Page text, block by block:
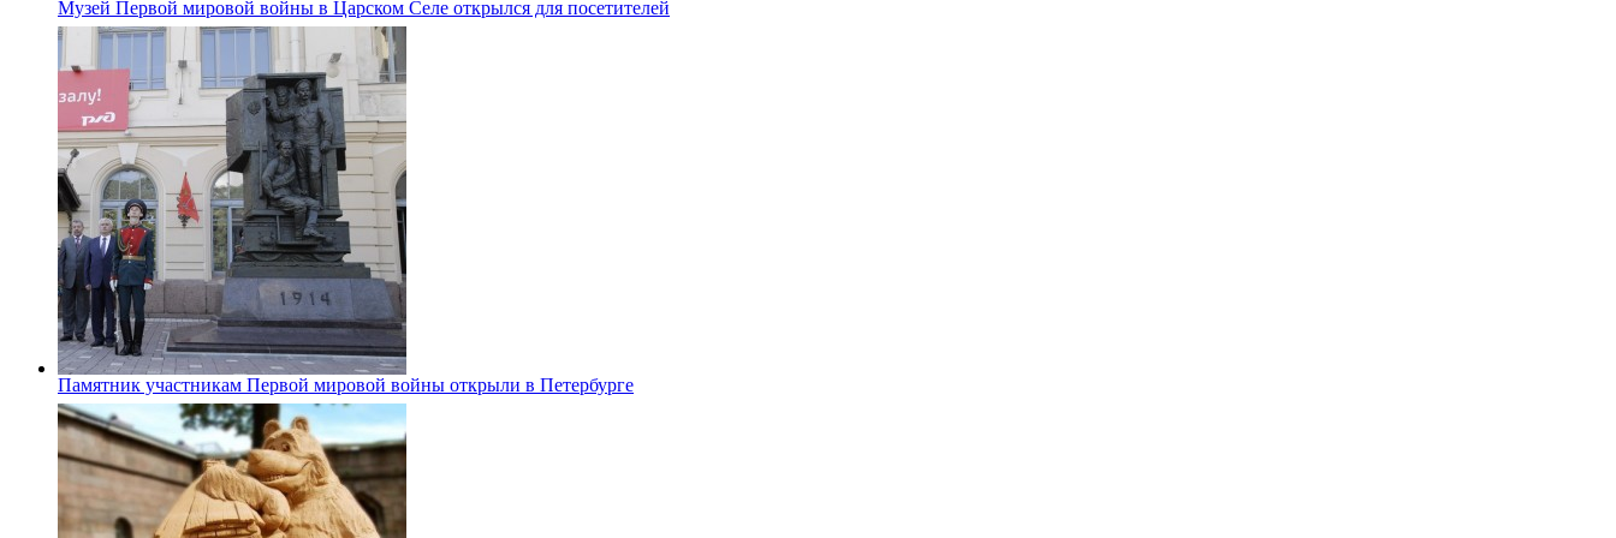
Музей Первой мировой войны в Царском Селе открылся для посетителей
Памятник участникам Первой мировой войны открыли в Петербурге